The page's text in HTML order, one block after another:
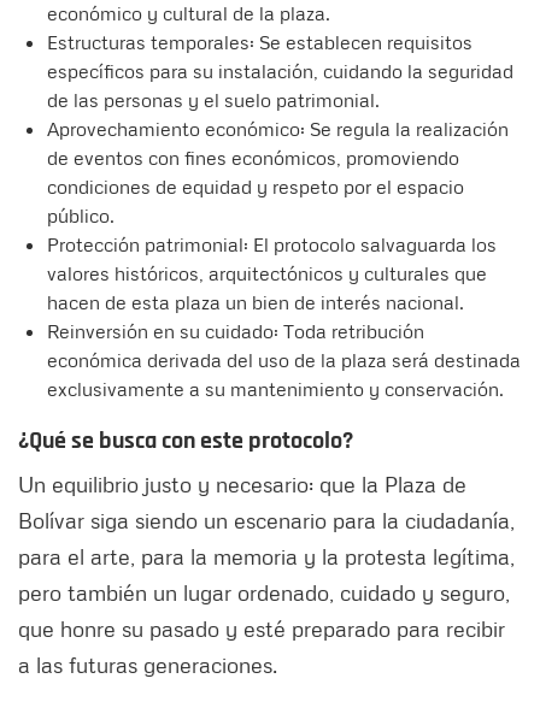
económico y cultural de la plaza.
Estructuras temporales: Se establecen requisitos
específicos para su instalación, cuidando la seguridad
de las personas y el suelo patrimonial.
Aprovechamiento económico: Se regula la realización
de eventos con fines económicos, promoviendo
condiciones de equidad y respeto por el espacio
público.
Protección patrimonial: El protocolo salvaguarda los
valores históricos, arquitectónicos y culturales que
hacen de esta plaza un bien de interés nacional.
Reinversión en su cuidado: Toda retribución
económica derivada del uso de la plaza será destinada
exclusivamente a su mantenimiento y conservación.
¿Qué se busca con este protocolo?
Un equilibrio justo y necesario: que la Plaza de
Bolívar siga siendo un escenario para la ciudadanía,
para el arte, para la memoria y la protesta legítima,
pero también un lugar ordenado, cuidado y seguro,
que honre su pasado y esté preparado para recibir
a las futuras generaciones.